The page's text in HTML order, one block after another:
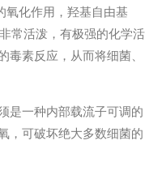
氧化作用，羟基自由基
常活泼，有极强的化学活
素反应，从而将细菌、
是一种内部载流子可调的
，可破坏绝大多数细菌的